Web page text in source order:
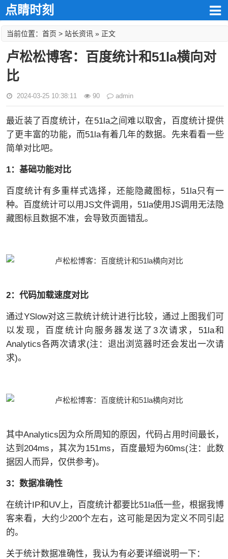
点睛时刻
当前位置： 首页 > 站长资讯 » 正文
卢松松博客：百度统计和51la横向对
比
2024-03-25 10:38:11 90 admin
最近装了百度统计，在51la之间难以取舍，百度统计提供
了更丰富的功能，而51la有着几年的数据。先来看看一些
简单对比吧。
1：基础功能对比
百度统计有多重样式选择，还能隐藏图标，51la只有一
种。百度统计可以用JS文件调用，51la使用JS调用无法隐
藏图标且数据不准，会导致页面错乱。
2：代码加载速度对比
通过YSlow对这三款统计统计进行比较，通过上图我们可
以发现，百度统计向服务器发送了3次请求，51la和
Analytics各两次请求(注：退出浏览器时还会发出一次请
求)。
其中Analytics因为众所周知的原因，代码占用时间最长，
达到204ms，其次为151ms，百度最短为60ms(注：此数
据因人而异，仅供参考)。
3：数据准确性
在统计IP和UV上，百度统计都要比51la低一些，根据我博
客来看，大约少200个左右，这可能是因为定义不同引起
的。
关于统计数据准确性，我认为有必要详细说明一下：